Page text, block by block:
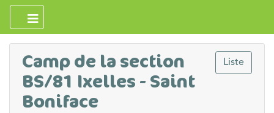
Liste
Camp de la section
BS/81 Ixelles - Saint
Boniface